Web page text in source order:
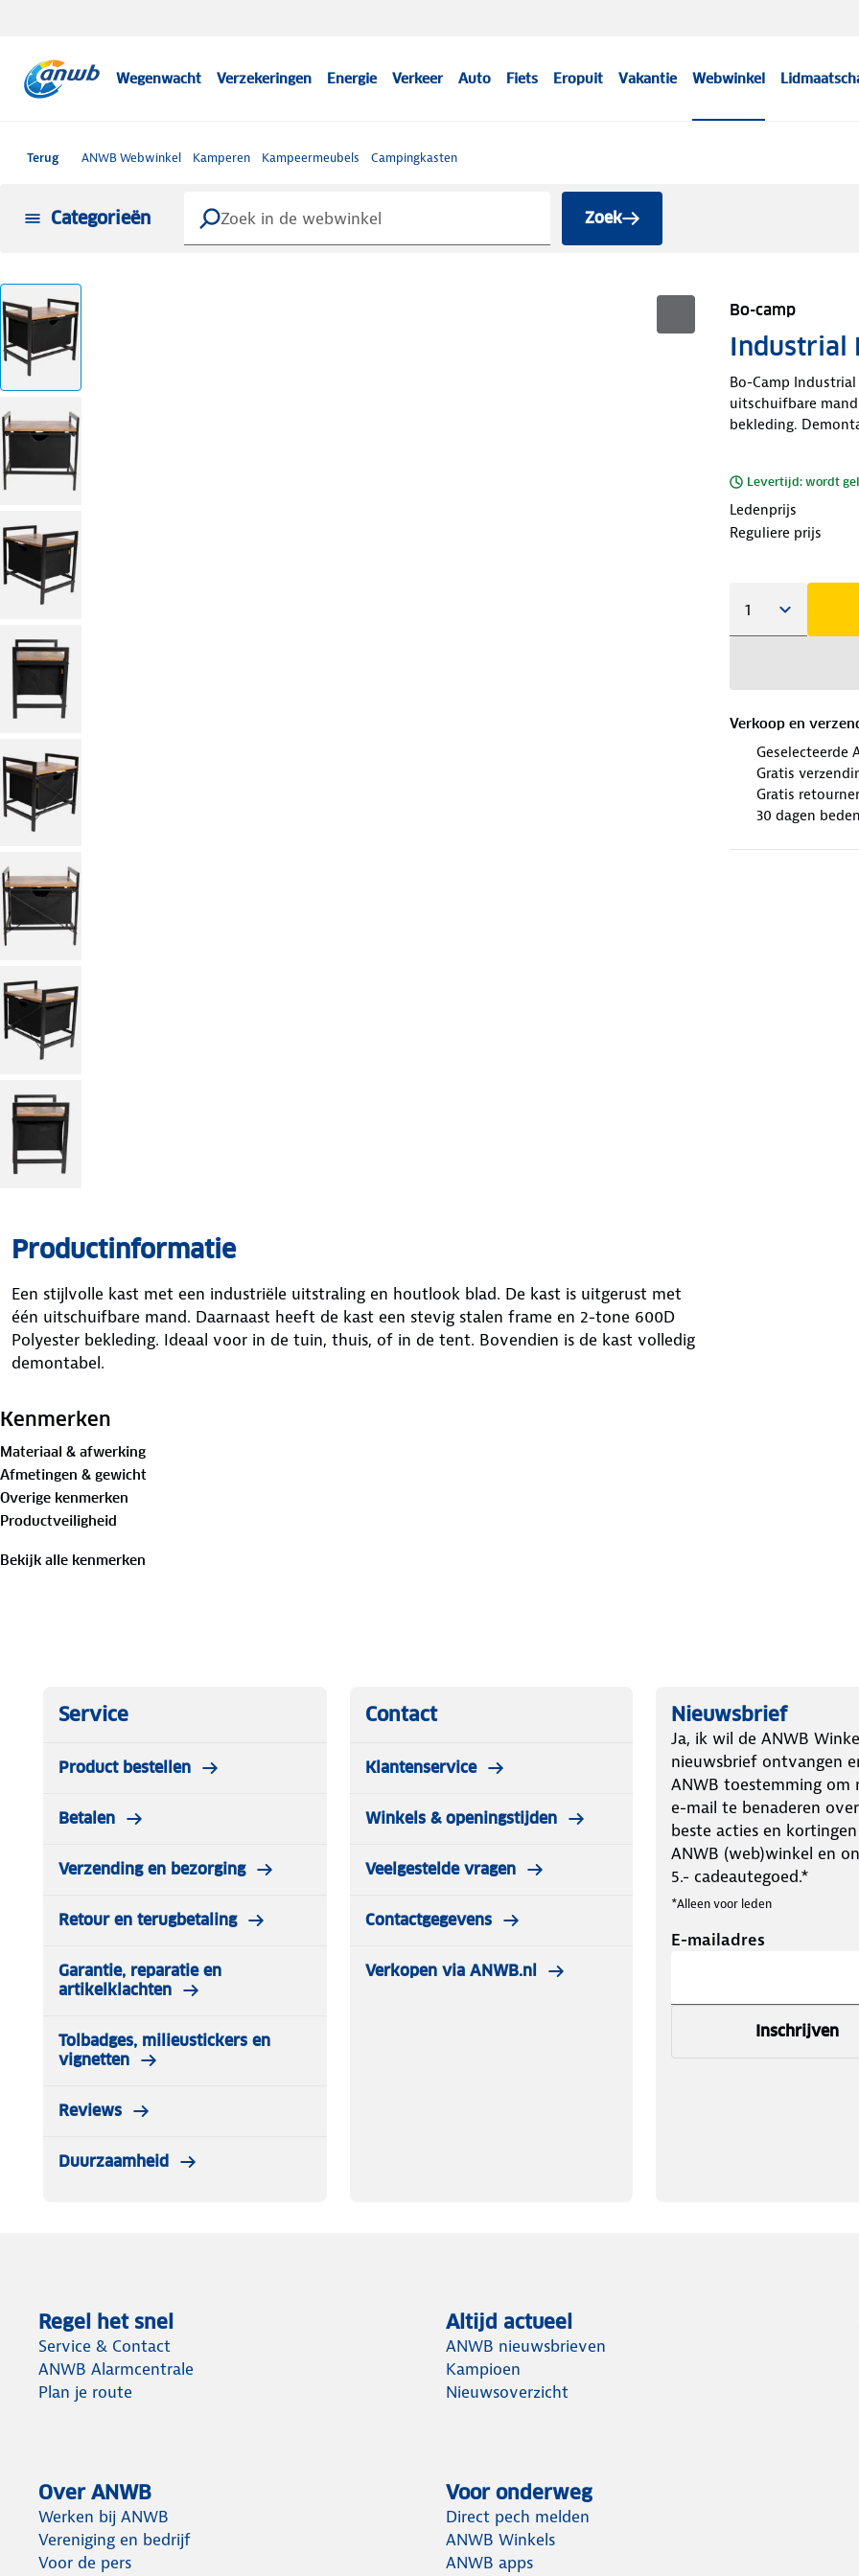
Wegenwacht Verzekeringen Energie Verkeer Auto Fiets Eropuit Vakantie Webwinkel
Terug ANWB Webwinkel Kamperen Kampeermeubels Campingkasten
Categorieën Zoek
Bo-camp
Industrial
Bo-Camp
uitschuifbare
bekleding.
Levertijd: wordt
Ledenprijs
Reguliere prijs
Verkoop en
Geselecteerde
Gratis
Gratis
30 dagen
Productinformatie
Een stijlvolle kast met een industriële uitstraling en houtlook blad. De kast is uitgerust met
één uitschuifbare mand. Daarnaast heeft de kast een stevig stalen frame en 2-tone 600D
Polyester bekleding. Ideaal voor in de tuin, thuis, of in de tent. Bovendien is de kast volledig
demontabel.
Kenmerken
Materiaal & afwerking
Afmetingen & gewicht
Overige kenmerken
Productveiligheid
Bekijk alle kenmerken
Service
Product bestellen
Betalen
Verzending en bezorging
Retour en terugbetaling
Garantie, reparatie en
artikelklachten
Tolbadges, milieustickers en
vignetten
Reviews
Duurzaamheid
Contact
Klantenservice
Winkels & openingstijden
Veelgestelde vragen
Contactgegevens
Verkopen via ANWB.nl
Nieuwsbrief
Ja, ik wil de ANWB
nieuwsbrief ontvangen
ANWB toestemming om
e-mail te benaderen
beste acties en
ANWB (web)winkel en
5.- cadeautegoed.*
*Alleen voor leden
E-mailadres
Inschrijven
Regel het snel
Service & Contact
ANWB Alarmcentrale
Plan je route
Altijd actueel
ANWB nieuwsbrieven
Kampioen
Nieuwsoverzicht
Over ANWB
Werken bij ANWB
Vereniging en bedrijf
Voor de pers
Voor onderweg
Direct pech melden
ANWB Winkels
ANWB apps